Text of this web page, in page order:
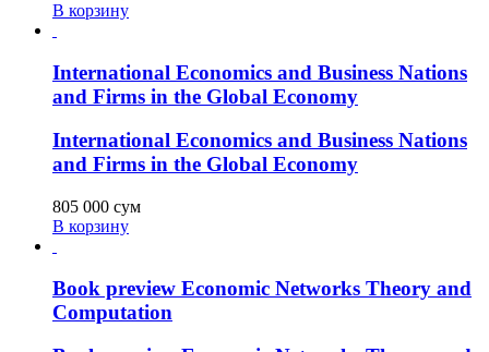
В корзину
International Economics and Business Nations
and Firms in the Global Economy
International Economics and Business Nations
and Firms in the Global Economy
805 000 сум
В корзину
Book preview Economic Networks Theory and
Computation